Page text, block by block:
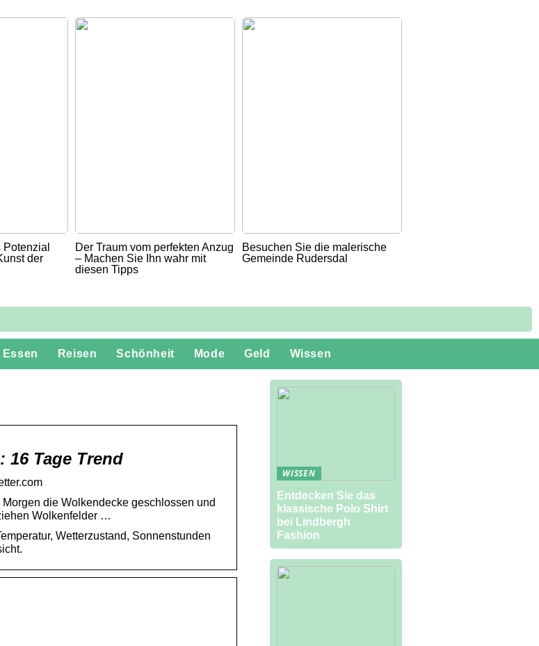
der
Der Traum vom perfekten Anzug
– Machen Sie Ihn wahr mit
diesen Tipps
Besuchen Sie die malerische
Gemeinde Rudersdal
Essen Reisen Schönheit Mode Geld Wissen
16 Tage Trend
die Wolkendecke geschlossen und
Wolkenfelder …
Wetterzustand, Sonnenstunden
WISSEN
Entdecken Sie das
klassische Polo Shirt
bei Lindbergh
Fashion